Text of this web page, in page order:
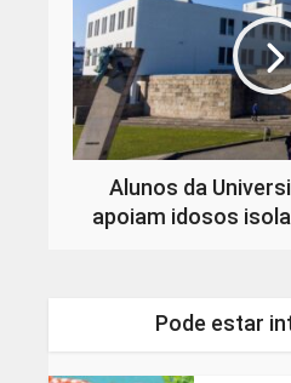
Alunos da
apoiam idosos
Pode estar